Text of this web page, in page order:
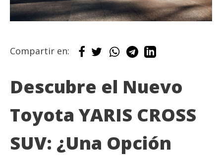
Compartir en:
Descubre el Nuevo
Toyota YARIS CROSS
SUV: ¿Una Opción